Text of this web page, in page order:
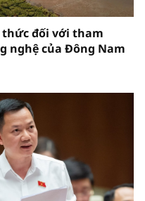
thức đối với tham
nghệ của Đông Nam